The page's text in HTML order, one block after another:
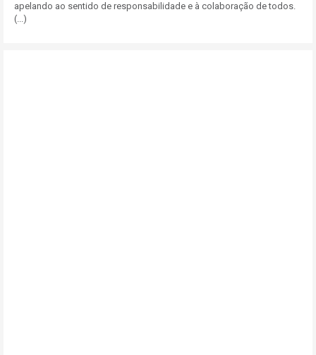
apelando ao sentido de responsabilidade e à colaboração de todos.
(...)